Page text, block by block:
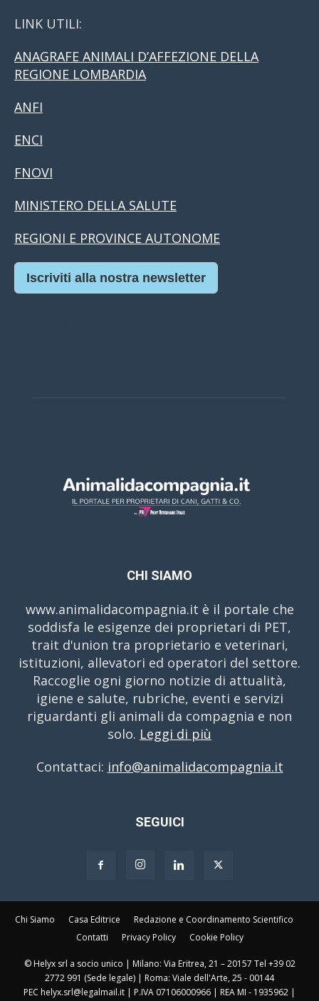
LINK UTILI:
ANAGRAFE ANIMALI D’AFFEZIONE DELLA
REGIONE LOMBARDIA
ANFI
ENCI
FNOVI
MINISTERO DELLA SALUTE
REGIONI E PROVINCE AUTONOME
Iscriviti alla nostra newsletter
CHI SIAMO
www.animalidacompagnia.it è il portale che
soddisfa le esigenze dei proprietari di PET,
trait d'union tra proprietario e veterinari,
istituzioni, allevatori ed operatori del settore.
Raccoglie ogni giorno notizie di attualità,
igiene e salute, rubriche, eventi e servizi
riguardanti gli animali da compagnia e non
solo. Leggi di più
Contattaci: info@animalidacompagnia.it
SEGUICI
Chi Siamo Casa Editrice
Redazione e Coordinamento Scientifico
Contatti
Privacy Policy Cookie Policy
© Helyx srl a socio unico | Milano: Via Eritrea, 21 – 20157 Tel +39 02
2772 991 (Sede legale) | Roma: Viale dell'Arte, 25 - 00144
PEC helyx.srl@legalmail.it | P.IVA 07106000966 | REA MI - 1935962 |